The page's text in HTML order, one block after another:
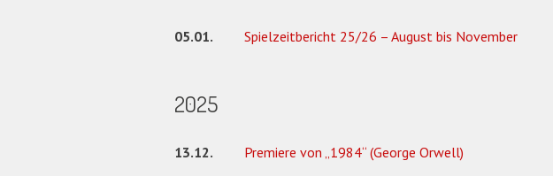
05.01. Spielzeitbericht 25/26 – August bis November
2025
13.12. Premiere von „1984“ (George Orwell)